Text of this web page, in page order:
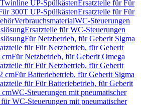
UP-SpülkästenErsatzteile für Für
300T UP-SpülkästenErsatzteile für Für
VerbrauchsmaterialWC-Steuerungen
Ersatzteile für WC-Steuerungen
Für Netzbetrieb, für Geberit Sigma
für Für Netzbetrieb, für Geberit
cmFür Netzbetrieb, für Geberit Omega
für Für Netzbetrieb, für Geberit
cmFür Batteriebetrieb, für Geberit Sigma
für Für Batteriebetrieb, für Geberit
cmWC-Steuerungen mit pneumatischer
WC-Steuerungen mit pneumatischer